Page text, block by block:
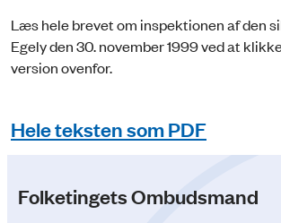
Læs hele brevet om inspektionen af den
Egely den 30. november 1999 ved at
version ovenfor.
Hele teksten som PDF
Folketingets Ombudsmand